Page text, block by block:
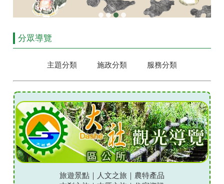
分眾導覽
主題分類 施政分類 服務分類
旅遊景點 ｜ 人文之旅 ｜ 農特產品